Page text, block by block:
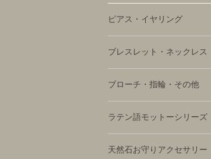
ピアス・イヤリング
ブレスレット・ネックレス
ブローチ・指輪・その他
ラテン語モットーシリーズ
天然石お守りアクセサリー